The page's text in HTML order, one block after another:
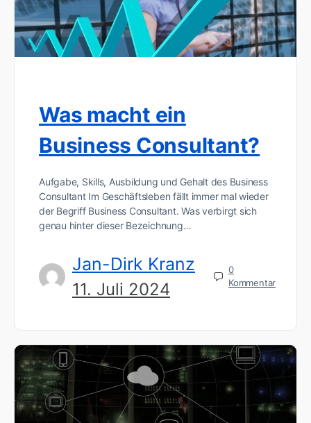
Was macht ein
Business Consultant?
Aufgabe, Skills, Ausbildung und Gehalt des Business
Consultant Im Geschäftsleben fällt immer mal wieder
der Begriff Business Consultant. Was verbirgt sich
genau hinter dieser Bezeichnung…
Jan-Dirk Kranz
11. Juli 2024
0
Kommentar